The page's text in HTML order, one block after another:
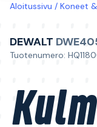
Aloitussivu Koneet
DEWALT
Tuotenumero: